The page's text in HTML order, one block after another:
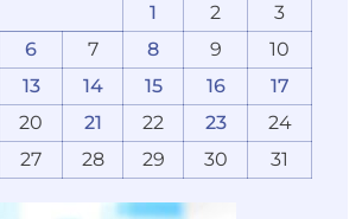
1
2
3
6 7 8 9
10
13 14 15 16
17
20 21 22 23
24
27 28 29 30
31